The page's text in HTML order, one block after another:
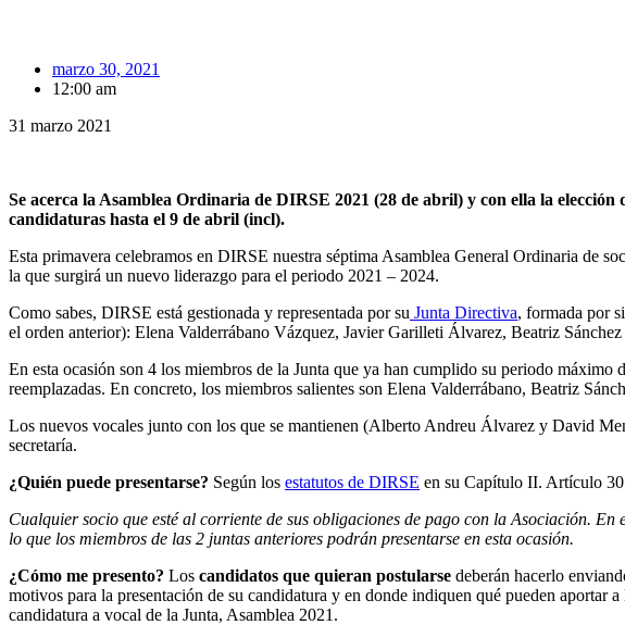
marzo 30, 2021
12:00 am
31 marzo 2021
Se acerca la Asamblea Ordinaria de DIRSE 2021 (28 de abril) y con ella la
candidaturas hasta el 9 de abril (incl).
Esta primavera celebramos en DIRSE nuestra séptima Asamblea General Ordinaria de
la que surgirá un nuevo liderazgo para el periodo 2021 – 2024.
Como sabes, DIRSE está gestionada y representada por su Junta Directiva, formada por
el orden anterior): Elena Valderrábano Vázquez, Javier Garilleti Álvarez, Beatriz
En esta ocasión son 4 los miembros de la Junta que ya han cumplido su periodo
reemplazadas. En concreto, los miembros salientes son Elena Valderrábano, Beatriz
Los nuevos vocales junto con los que se mantienen (Alberto Andreu Álvarez y David
secretaría.
¿Quién puede presentarse? Según los estatutos de DIRSE en su Capítulo II. Artículo
Cualquier socio que esté al corriente de sus obligaciones de pago con la Asociación.
lo que los miembros de las 2 juntas anteriores podrán presentarse en esta ocasión.
¿Cómo me presento? Los candidatos que quieran postularse deberán hacerlo
motivos para la presentación de su candidatura y en donde indiquen qué pueden
candidatura a vocal de la Junta, Asamblea 2021.